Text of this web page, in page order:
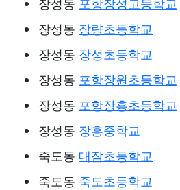
장성동 포항장성고등학교
장성동 장량초등학교
장성동 장성초등학교
장성동 포항장원초등학교
장성동 포항장흥초등학교
장성동 장흥중학교
죽도동 대잠초등학교
죽도동 죽도초등학교